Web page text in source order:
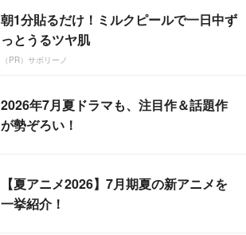
朝1分貼るだけ！ミルクピールで一日中ず
っとうるツヤ肌
（PR）サボリーノ
2026年7月夏ドラマも、注目作＆話題作
が勢ぞろい！
【夏アニメ2026】7月期夏の新アニメを
一挙紹介！